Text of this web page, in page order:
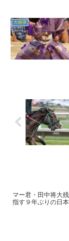
大相撲
マー君・田中将大残
指す９年ぶりの日本